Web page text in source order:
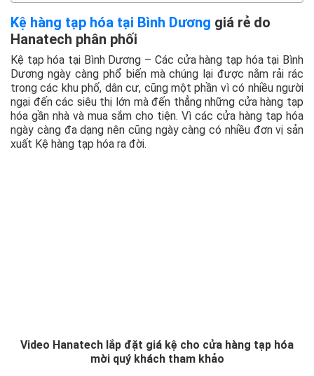
Kệ hàng tạp hóa tại Bình Dương giá rẻ do
Hanatech phân phối
Kệ tạp hóa tại Bình Dương – Các cửa hàng tạp hóa tại Bình
Dương ngày càng phổ biến mà chúng lại được nằm rải rác
trong các khu phố, dân cư, cũng một phần vì có nhiều người
ngại đến các siêu thị lớn mà đến thẳng những cửa hàng tạp
hóa gần nhà và mua sắm cho tiện. Vì các cửa hàng tap hóa
ngày càng đa dạng nên cũng ngày càng có nhiều đơn vị sản
xuất Kệ hàng tạp hóa ra đời.
Video Hanatech lắp đặt giá kệ cho cửa hàng tạp hóa
mời quý khách tham khảo